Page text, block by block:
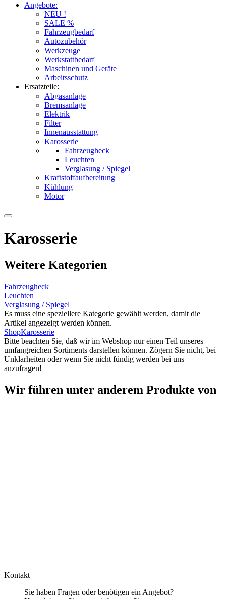
Angebote:
NEU !
SALE %
Fahrzeugbedarf
Autozubehör
Werkzeuge
Werkstattbedarf
Maschinen und Geräte
Arbeitsschutz
Ersatzteile:
Abgasanlage
Bremsanlage
Elektrik
Filter
Innenausstattung
Karosserie
Fahrzeugheck
Leuchten
Verglasung / Spiegel
Kraftstoffaufbereitung
Kühlung
Motor
Karosserie
Weitere Kategorien
Fahrzeugheck
Leuchten
Verglasung / Spiegel
Es muss eine speziellere Kategorie gewählt werden, damit die
Artikel angezeigt werden können.
ShopKarosserie
Bitte beachten Sie, daß wir im Webshop nur einen Teil unseres
umfangreichen Sortiments darstellen können. Zögern Sie nicht, bei
Unklarheiten oder wenn Sie nicht fündig werden bei uns
anzufragen!
Wir führen unter anderem Produkte von
Kontakt
Sie haben Fragen oder benötigen ein Angebot?